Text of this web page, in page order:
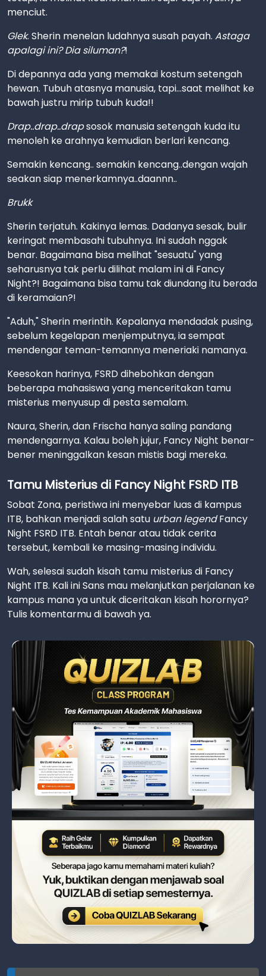
menciut.
Glek. Sherin menelan ludahnya susah payah. Astaga
apalagi ini? Dia siluman?!
Di depannya ada yang memakai kostum setengah
hewan. Tubuh atasnya manusia, tapi...saat melihat ke
bawah justru mirip tubuh kuda!!
Drap..drap..drapsosok manusia setengah kuda itu
menoleh ke arahnya kemudian berlari kencang.
Semakin kencang.. semakin kencang..dengan wajah
seakan siap menerkamnya..daannn..
Brukk
Sherin terjatuh. Kakinya lemas. Dadanya sesak, bulir
keringat membasahi tubuhnya. Ini sudah nggak
benar. Bagaimana bisa melihat "sesuatu" yang
seharusnya tak perlu dilihat malam ini di Fancy
Night?! Bagaimana bisa tamu tak diundang itu berada
di keramaian?!
"Aduh," Sherin merintih. Kepalanya mendadak pusing,
sebelum kegelapan menjemputnya, ia sempat
mendengar teman-temannya meneriaki namanya.
Keesokan harinya, FSRD dihebohkan dengan
beberapa mahasiswa yang menceritakan tamu
misterius menyusup di pesta semalam.
Naura, Sherin, dan Frischa hanya saling pandang
mendengarnya. Kalau boleh jujur, Fancy Night benar-
bener meninggalkan kesan mistis bagi mereka.
Tamu Misterius di Fancy Night FSRD ITB
Sobat Zona, peristiwa ini menyebar luas di kampus
ITB, bahkan menjadi salah satu urban legendFancy
Night FSRD ITB. Entah benar atau tidak cerita
tersebut, kembali ke masing-masing individu.
Wah, selesai sudah kisah tamu misterius di Fancy
Night ITB. Kali ini Sans mau melanjutkan perjalanan ke
kampus mana ya untuk diceritakan kisah horornya?
Tulis komentarmu di bawah ya.